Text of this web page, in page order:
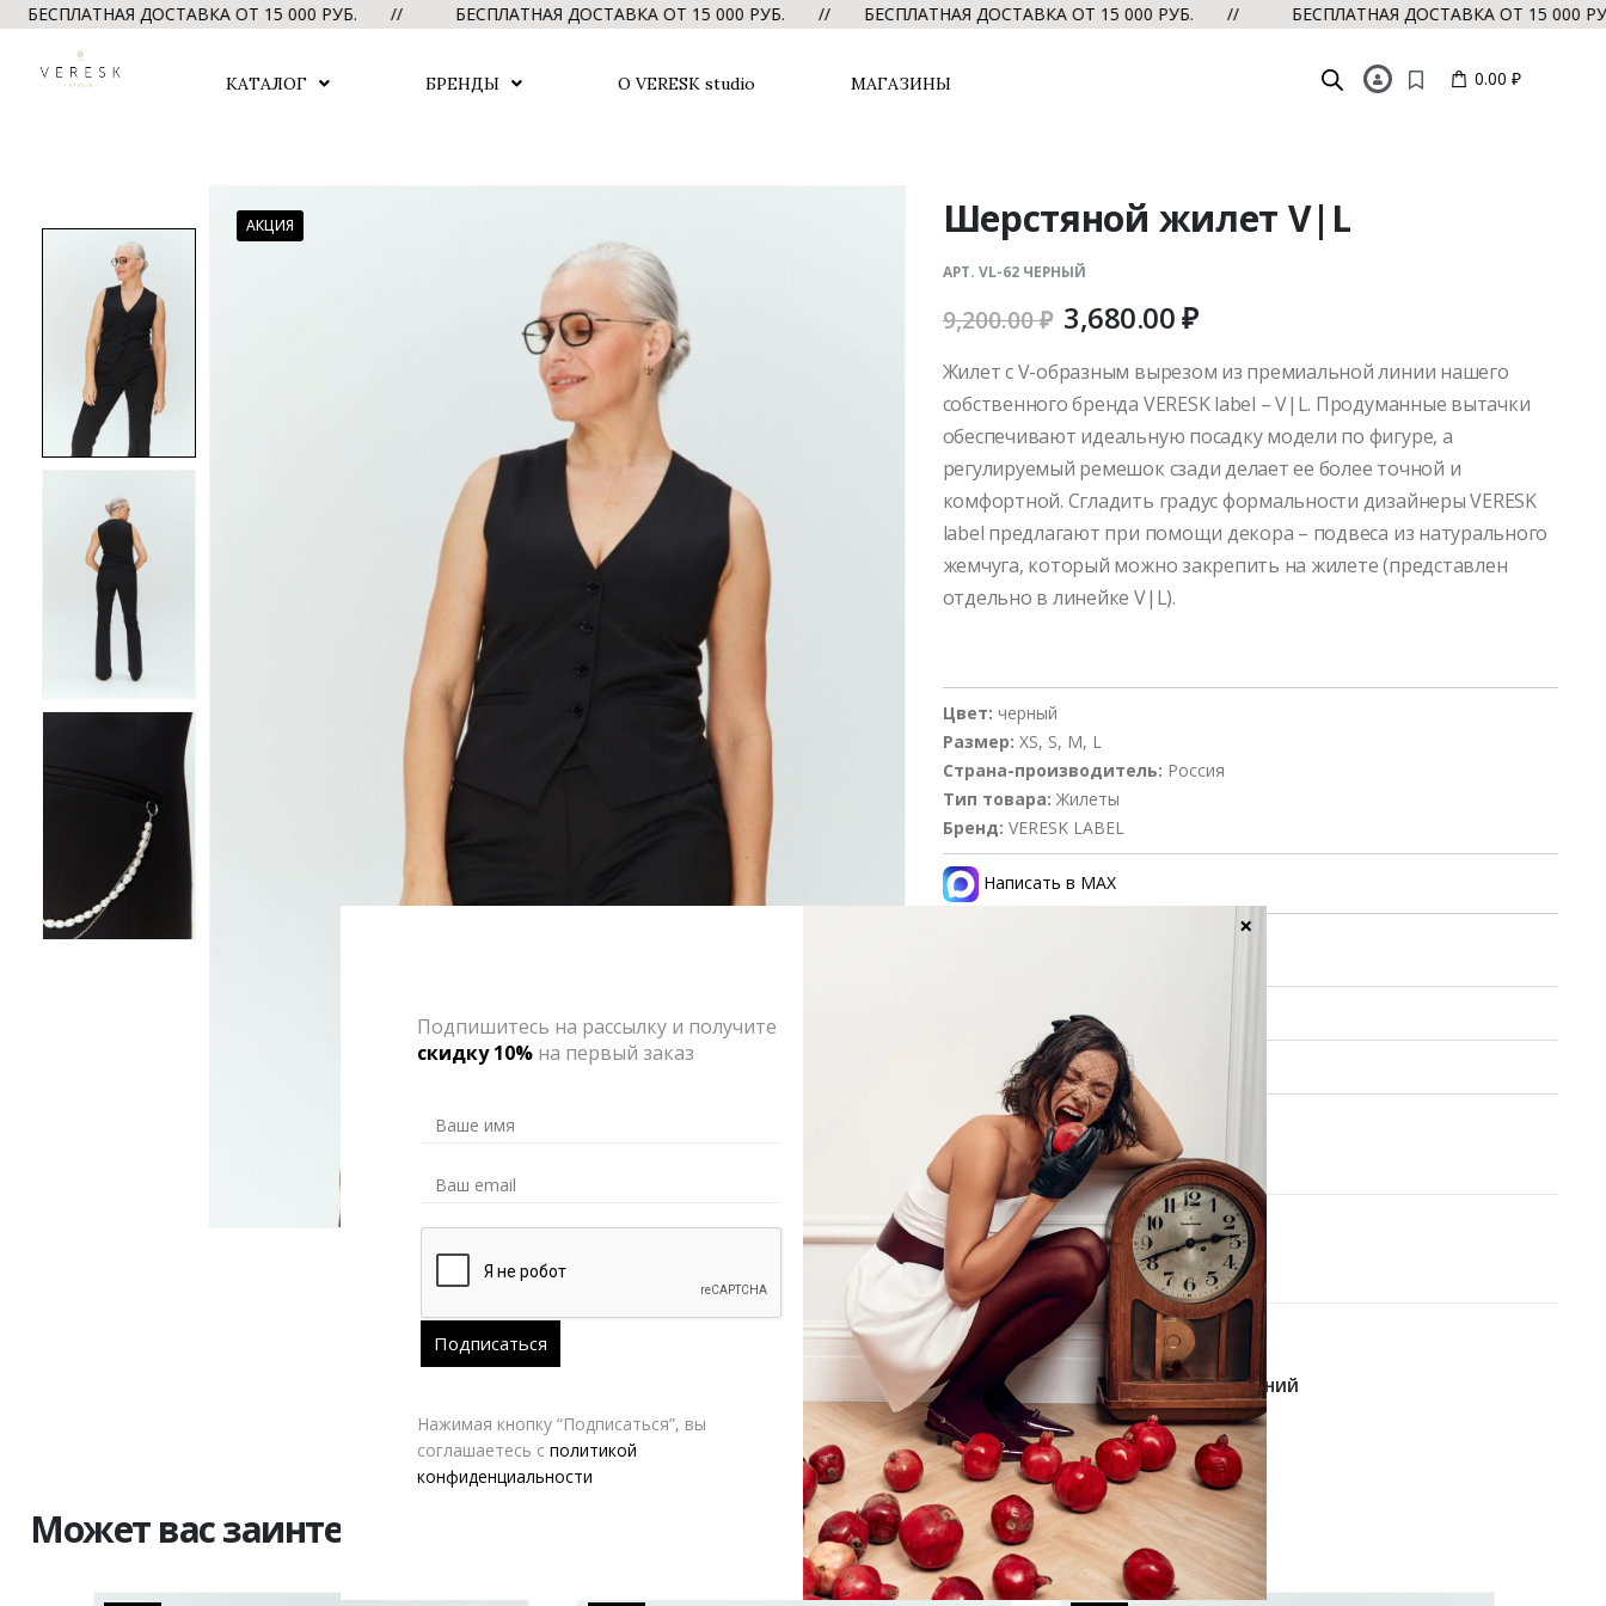
ДОСТАВКА ОТ 15 000 РУБ. // БЕСПЛАТНАЯ ДОСТАВКА ОТ 15 000 РУБ. // БЕСПЛАТНАЯ ДОСТАВКА ОТ 15 000 РУБ. // БЕСПЛАТНАЯ ДОСТАВКА ОТ 15 000
КАТАЛОГ БРЕНДЫ О VERESK studio МАГАЗИНЫ 0.00 ₽
АКЦИЯ Шерстяной жилет V|L
АРТ. VL-62 ЧЕРНЫЙ
9,200.00₽ 3,680.00₽
Жилет с V-образным вырезом из премиальной линии нашего
собственного бренда VERESK label – V|L. Продуманные вытачки
обеспечивают идеальную посадку модели по фигуре, а
регулируемый ремешок сзади делает ее более точной и
комфортной. Сгладить градус формальности дизайнеры VERESK
label предлагают при помощи декора – подвеса из натурального
жемчуга, который можно закрепить на жилете (представлен
отдельно в линейке V|L).
Цвет: черный
Размер: XS, S, M, L
Страна-производитель: Россия
Тип товара: Жилеты
Бренд: VERESK LABEL
Написать в MAX
Оформление заказа
Возврат и обмен
РАЗМЕР XS S M
В КОРЗИНУ
VERESK LABEL
ДОБАВИТЬ В СПИСОК ЖЕЛАНИЙ
Может вас заинтересовать
Подпишитесь на рассылку и получите
скидку 10%на первый заказ
Нажимая кнопку “Подписаться”, вы
соглашаетесь с политикой
конфиденциальности
×